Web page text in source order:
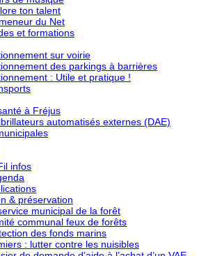
ton talent
du Net
et formations
sur voirie
des parkings à barrières
: Utile et pratique !
à Fréjus
automatisés externes (DAE)
infos
& préservation
municipal de la forêt
communal feux de forêts
des fonds marins
: lutter contre les nuisibles